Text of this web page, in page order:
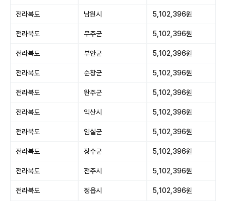
전라북도 남원시 5,102,396원
전라북도 무주군 5,102,396원
전라북도 부안군 5,102,396원
전라북도 순창군 5,102,396원
전라북도 완주군 5,102,396원
전라북도 익산시 5,102,396원
전라북도 임실군 5,102,396원
전라북도 장수군 5,102,396원
전라북도 전주시 5,102,396원
전라북도 정읍시 5,102,396원